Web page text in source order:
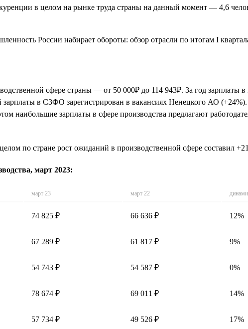
в целом на рынке труда страны на данный момент — 4,6
сфере страны — от 50 000₽ до 114 943₽. За год зарплаты
в СЗФО зарегистрирован в вакансиях Ненецкого АО (+24%).
наибольшие зарплаты в сфере производства предлагают
по стране рост ожиданий в производственной сфере составил
март 2023:
март 23 март 22
74 825 ₽ 66 636 ₽ 12%
67 289 ₽ 61 817 ₽ 9%
54 743 ₽ 54 587 ₽ 0%
78 674 ₽ 69 011 ₽ 14%
57 734 ₽ 49 526 ₽ 17%